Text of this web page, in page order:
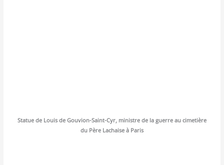
Sta­tue de Louis de Gou­vion-Saint-Cyr, ministre de la guerre au cime­tière
du Père Lachaise à Paris